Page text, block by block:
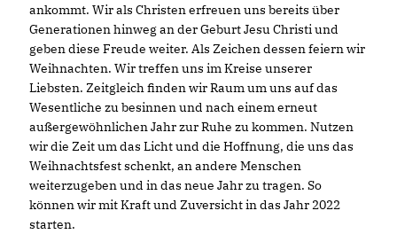
ankommt. Wir als Christen erfreuen uns bereits über
Generationen hinweg an der Geburt Jesu Christi und
geben diese Freude weiter. Als Zeichen dessen feiern wir
Weihnachten. Wir treffen uns im Kreise unserer
Liebsten. Zeitgleich finden wir Raum um uns auf das
Wesentliche zu besinnen und nach einem erneut
außergewöhnlichen Jahr zur Ruhe zu kommen. Nutzen
wir die Zeit um das Licht und die Hoffnung, die uns das
Weihnachtsfest schenkt, an andere Menschen
weiterzugeben und in das neue Jahr zu tragen. So
können wir mit Kraft und Zuversicht in das Jahr 2022
starten.